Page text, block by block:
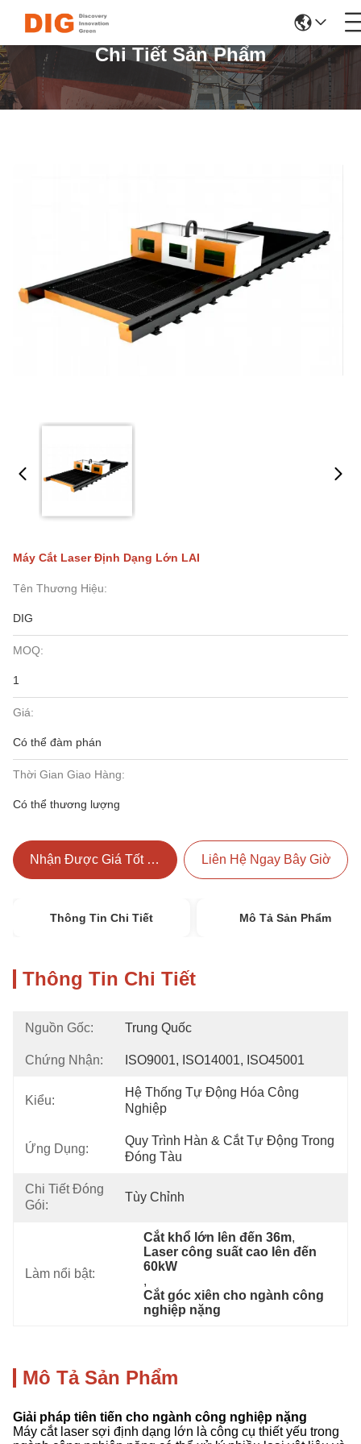
Chi Tiết Sản Phẩm
Máy Cắt Laser Định Dạng Lớn LAI
Tên Thương Hiệu:
DIG
MOQ:
1
Giá:
Có thể đàm phán
Thời Gian Giao Hàng:
Có thể thương lượng
Nhận Được Giá Tốt Nhất Liên Hệ Ngay Bây Giờ
Thông Tin Chi Tiết Mô Tả Sản Phẩm
Thông Tin Chi Tiết
Nguồn Gốc: Trung Quốc
Chứng Nhận: ISO9001, ISO14001, ISO45001
Kiểu:
Hệ Thống Tự Động Hóa Công
Nghiệp
Ứng Dụng:
Quy Trình Hàn & Cắt Tự Động Trong
Đóng Tàu
Chi Tiết Đóng
Gói:
Tùy Chỉnh
Làm nổi bật:
Cắt khổ lớn lên đến 36m,
Laser công suất cao lên đến
60kW
,
Cắt góc xiên cho ngành công
nghiệp nặng
Mô Tả Sản Phẩm
Giải pháp tiên tiến cho ngành công nghiệp nặng
Máy cắt laser sợi định dạng lớn là công cụ thiết yếu trong